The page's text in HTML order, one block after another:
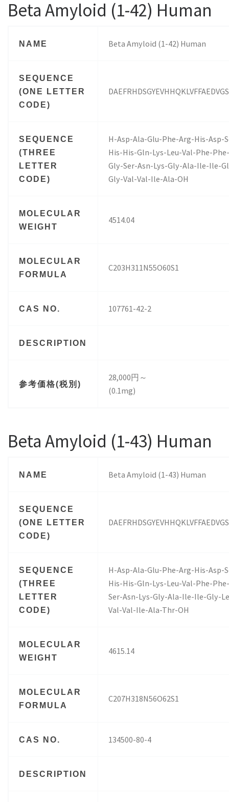
Beta Amyloid (1-42) Human
NAME Beta Amyloid (1-42) Human
SEQUENCE
(ONE LETTER
CODE)
SEQUENCE
(THREE
LETTER
CODE)
H-Asp-Ala-Glu-Phe-Arg-His-Asp-
His-His-Gln-Lys-Leu-Val-Phe-
Gly-Ser-Asn-Lys-Gly-Ala-Ile-Ile-
Gly-Val-Val-Ile-Ala-OH
MOLECULAR
WEIGHT
4514.04
MOLECULAR
FORMULA
C203H311N55O60S1
CAS NO. 107761-42-2
DESCRIPTION
参考価格(税別)
28,000円～
(0.1mg)
Beta Amyloid (1-43) Human
NAME Beta Amyloid (1-43) Human
SEQUENCE
(ONE LETTER
CODE)
SEQUENCE
(THREE
LETTER
CODE)
H-Asp-Ala-Glu-Phe-Arg-His-Asp-
His-His-Gln-Lys-Leu-Val-Phe-
Ser-Asn-Lys-Gly-Ala-Ile-Ile-Gly-
Val-Val-Ile-Ala-Thr-OH
MOLECULAR
WEIGHT
4615.14
MOLECULAR
FORMULA
C207H318N56O62S1
CAS NO. 134500-80-4
DESCRIPTION